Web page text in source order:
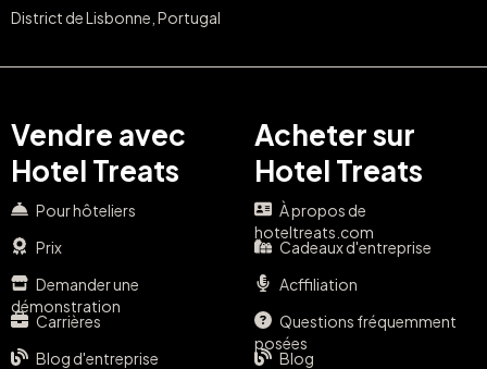
District de Lisbonne, Portugal
Vendre avec
Hotel Treats
Pour hôteliers
Prix
Demander une
démonstration
Carrières
Blog d'entreprise
Acheter sur
Hotel Treats
À propos de
hoteltreats.com
Cadeaux d'entreprise
Acffiliation
Questions fréquemment
posées
Blog